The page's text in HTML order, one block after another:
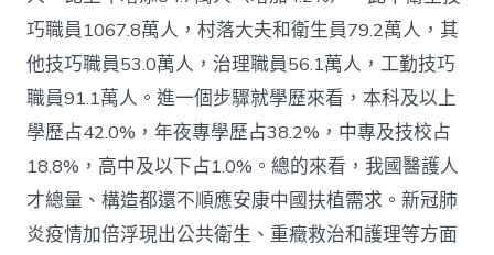
巧職員1067.8萬人，村落大夫和衛生員79.2萬人，其
他技巧職員53.0萬人，治理職員56.1萬人，工勤技巧
職員91.1萬人。進一個步驟就學歷來看，本科及以上
學歷占42.0%，年夜專學歷占38.2%，中專及技校占
18.8%，高中及以下占1.0%。總的來看，我國醫護人
才總量、構造都還不順應安康中國扶植需求。新冠肺
炎疫情加倍浮現出公共衛生、重癥救治和護理等方面